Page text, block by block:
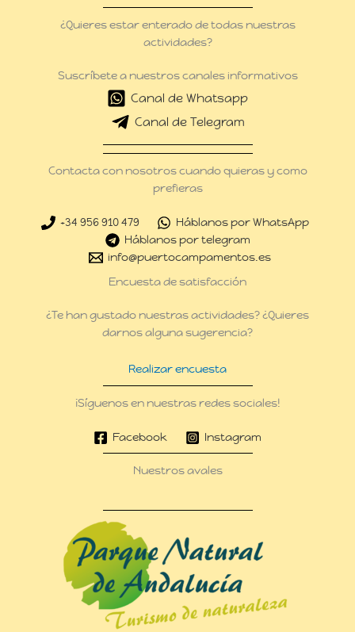
¿Quieres estar enterado de todas nuestras
actividades?
Suscríbete a nuestros canales informativos
Canal de Whatsapp
Canal de Telegram
Contacta con nosotros cuando quieras y como
prefieras
+34 956 910 479
Háblanos por WhatsApp
Háblanos por telegram
info@puertocampamentos.es
Encuesta de satisfacción
¿Te han gustado nuestras actividades? ¿Quieres
darnos alguna sugerencia?
Realizar encuesta
¡Síguenos en nuestras redes sociales!
Facebook Instagram
Nuestros avales